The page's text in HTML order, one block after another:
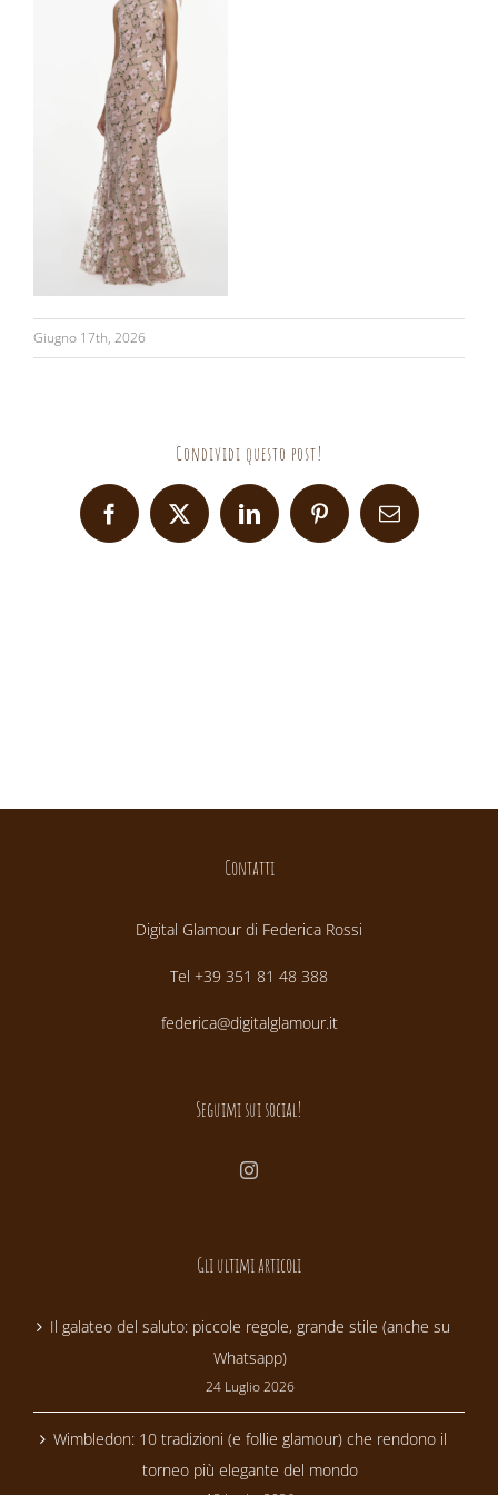
Giugno 17th, 2026
Condividi questo post!
Facebook
X LinkedInPinterestEmail
Contatti
Digital Glamour di Federica Rossi
Tel +39 351 81 48 388
federica@digitalglamour.it
Seguimi sui social!
Gli ultimi articoli
Il galateo del saluto: piccole regole, grande stile (anche su
Whatsapp)
24 Luglio 2026
Wimbledon: 10 tradizioni (e follie glamour) che rendono il
torneo più elegante del mondo